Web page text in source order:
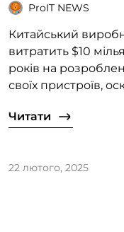
ProIT NEWS
Китайський
витратить $10
років на
своїх пристроїв,
Читати
22 лютого, 2025